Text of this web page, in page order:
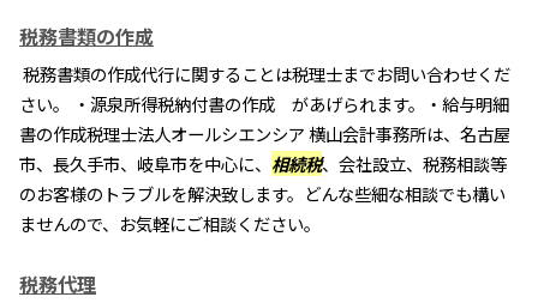
税務書類の作成
税務書類の作成代行に関することは税理士までお問い合わせくだ
さい。 ・源泉所得税納付書の作成 があげられます。・給与明細
書の作成税理士法人オールシエンシア 横山会計事務所は、名古屋
市、長久手市、岐阜市を中心に、 相続税、会社設立、税務相談等
のお客様のトラブルを解決致します。どんな些細な相談でも構い
ませんので、お気軽にご相談ください。
税務代理